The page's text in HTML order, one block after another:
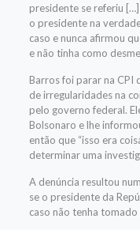
presidente se referiu
o presidente na
caso e nunca afirmou
e não tinha como
Barros foi parar na CPI
de irregularidades na
pelo governo federal.
Bolsonaro e lhe
então que “isso era
determinar uma
A denúncia resultou
se o presidente da
caso não tenha